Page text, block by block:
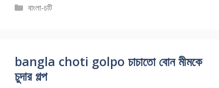
Categories
বাংলা-চটি
bangla choti golpo চাচাতো বোন মীমকে
চুদার গল্প